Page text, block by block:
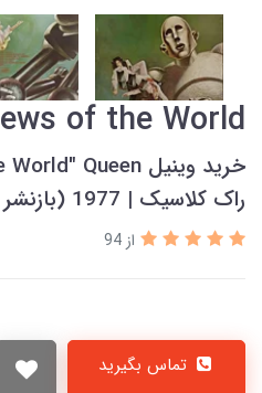
of the World
راک کلاسیک | 1977 (بازنشر 2022)
از 94
تماس بگیرید